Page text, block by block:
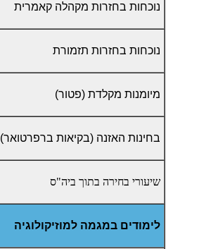
נוכחות בחזרות מקהלה קאמרית
נוכחות בחזרות תזמורת
מיומנות מקלדת (פטור)
בחינות האזנה (בקיאות ברפרטואר)
שיעורי בחירה בתוך ביה"ס
לימודים במגמה למוזיקולוגיה